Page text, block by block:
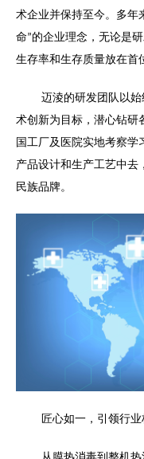
术企业并保持至今。多年
命”的企业理念，无论是
生存率和生存质量放在首
迈淩的研发团队以
术创新为目标，潜心钻研
国工厂及医院实地考察学
产品设计和生产工艺中去
民族品牌。
匠心如一，引领行